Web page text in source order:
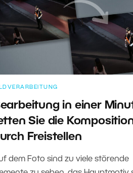
in einer
Sie die
Freistellen
dem Foto sind zu viele störende